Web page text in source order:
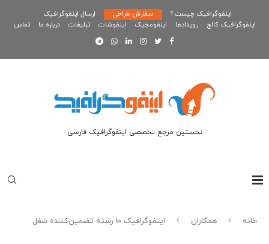
اینفوگرافیک چیست ؟ سفارش طراحی
ارسال اینفوگرافیک
اینفوگرافیک کالج
رویدادها اینفومجیک اینفوشات تبلیغات درباره ما تماس
نخستین مرجع تخصصی اینفوگرافیک فارسی
خانه همکاران اینفوگرافیک 10 رشته تضمین‌کننده شغل